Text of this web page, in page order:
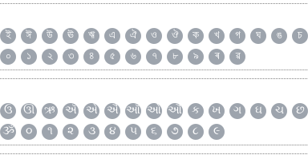
ই ঈ উ ঊ ঋ এ ঐ ও ঔ ক খ গ ঘ ঙ চ
০ ১ ২ ৩ ৪ ৫ ৬ ৭ ৮ ৯ ৰ ৱ
ઉ ઊ ઋ ઍ એ ઐ ઑ ઓ ઔ ક ખ ગ ઘ ચ છ
ૐ ૦ ૧ ૨ ૩ ૪ ૫ ૬ ૭ ૮ ૯